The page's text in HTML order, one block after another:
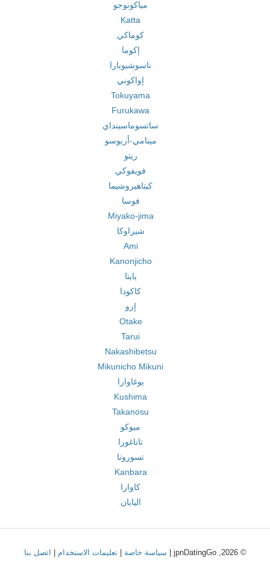
مياكونوجو
Katta
كوماكي
إكوما
ناسوشيوبارا
إواكوني
Tokuyama
Furukawa
ساتسوماسينداي
مينامي-أربوسو
ريتو
فويفوكي
كيتاهيروشيما
فوسا
Miyako-jima
شيراوكا
Ami
Kanonjicho
يايتا
كاكودا
إزو
Otake
Tarui
Nakashibetsu
Mikunicho Mikuni
يوغاوارا
Kushima
Takanosu
ميوكو
تاناغورا
تسوروتا
Kanbara
كاوارا
اليابان
© 2026, jpnDatingGo | سياسة خاصة |تعليمات الاستخدام اتصل بنا